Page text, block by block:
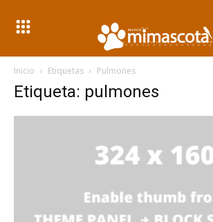
Inicio Etiquetas Pulmones
Etiqueta: pulmones